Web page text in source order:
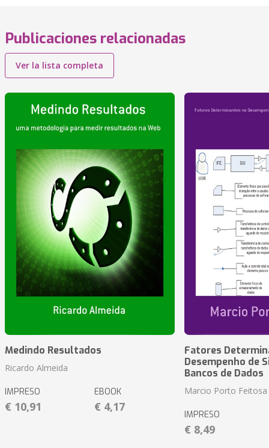
Publicaciones relacionadas
Ver la lista completa
Medindo Resultados
Ricardo Almeida
IMPRESO
€ 10,91
EBOOK
€ 4,17
Fatores
Desempenho de
Bancos de Dados
Marcio Porto Feitosa
IMPRESO
€ 8,49